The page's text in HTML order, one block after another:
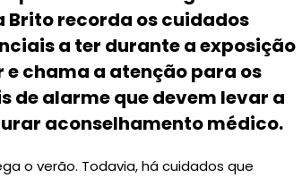
Brito recorda os cuidados
a ter durante a exposição
e chama a atenção para os
de alarme que devem levar a
aconselhamento médico.
o verão. Todavia, há cuidados que